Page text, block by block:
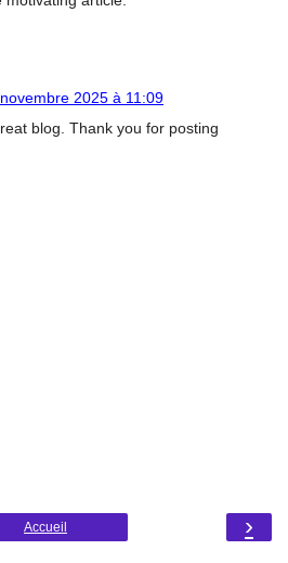
2025 à 11:09
blog. Thank you for posting
›
Accueil